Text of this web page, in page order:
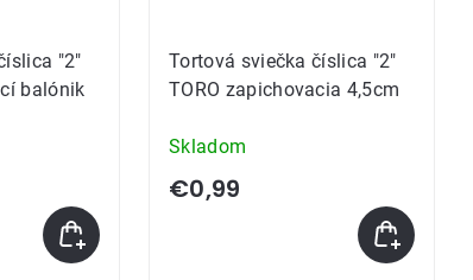
"2"
balónik
Tortová sviečka číslica "2"
TORO zapichovacia 4,5cm
Skladom
€0,99